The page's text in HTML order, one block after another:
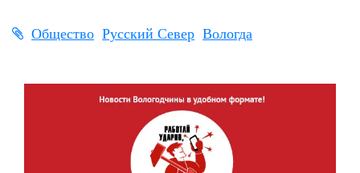
Общество Русский Север Вологда